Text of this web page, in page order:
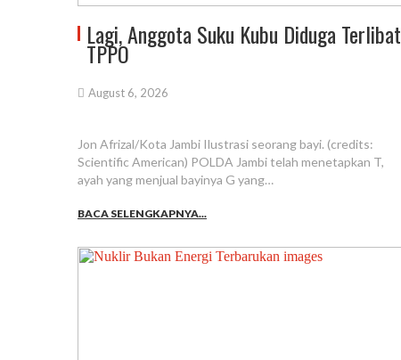
Lagi, Anggota Suku Kubu Diduga Terlibat
TPPO
August 6, 2026
Jon Afrizal/Kota Jambi Ilustrasi seorang bayi. (credits:
Scientific American) POLDA Jambi telah menetapkan T,
ayah yang menjual bayinya G yang…
BACA SELENGKAPNYA...